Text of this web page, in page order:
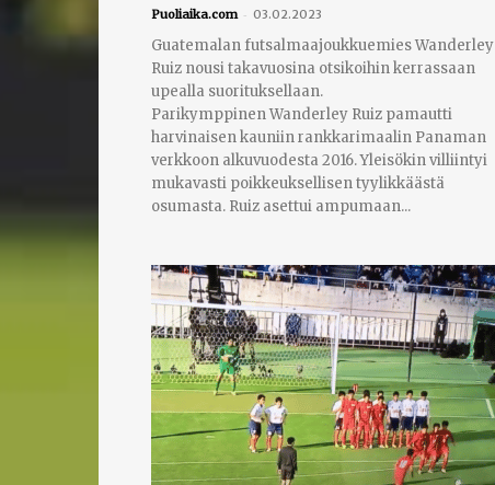
Puoliaika.com - 03.02.2023
Guatemalan futsalmaajoukkuemies Wanderley
Ruiz nousi takavuosina otsikoihin kerrassaan
upealla suorituksellaan.
Parikymppinen Wanderley Ruiz pamautti
harvinaisen kauniin rankkarimaalin Panaman
verkkoon alkuvuodesta 2016. Yleisökin villiintyi
mukavasti poikkeuksellisen tyylikkäästä
osumasta. Ruiz asettui ampumaan...